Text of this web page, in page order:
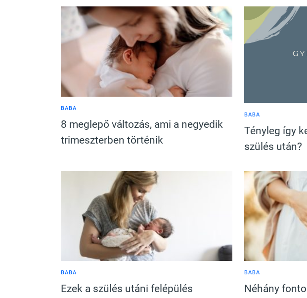
BABA
8 meglepő változás, ami a negyedik
trimeszterben történik
BABA
Tényleg így
szülés után?
BABA
Ezek a szülés utáni felépülés
BABA
Néhány